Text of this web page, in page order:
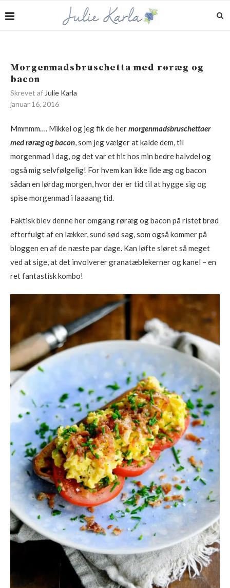
Morgenmadsbruschetta med røræg og
bacon
Skrevet af Julie Karla
januar 16, 2016
Mmmmm…. Mikkel og jeg fik de hermorgenmadsbruschettaer
med røræg og bacon, som jeg vælger at kalde dem, til
morgenmad i dag, og det var et hit hos min bedre halvdel og
også mig selvfølgelig! For hvem kan ikke lide æg og bacon
sådan en lørdag morgen, hvor der er tid til at hygge sig og
spise morgenmad i laaaang tid.
Faktisk blev denne her omgang røræg og bacon på ristet brød
efterfulgt af en lækker, sund sød sag, som også kommer på
bloggen en af de næste par dage. Kan løfte sløret så meget
ved at sige, at det involverer granatæblekerner og kanel – en
ret fantastisk kombo!